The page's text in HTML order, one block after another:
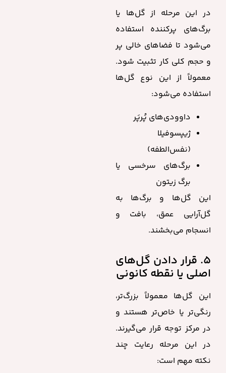
در این مرحله از گل‌ها یا
برگ‌های پرکننده استفاده
می‌شود تا فضاهای خالی پر
و حجم کلی کار تثبیت شود.
معمولاً از این نوع گل‌ها
استفاده می‌شود:
داوودی‌های پُرپَر
ژیپسوفیلا
(نفس‌الطفه)
برگ‌های سرخسی یا
برگ زیتون
این گل‌ها و برگ‌ها به
گل‌آرایی عمق، بافت و
انسجام می‌بخشند.
۵. قرار دادن گل‌های
اصلی یا نقطه کانونی
این گل‌ها معمولاً بزرگ‌تر،
رنگی‌تر یا خاص‌تر هستند و
در مرکز توجه قرار می‌گیرند.
در این مرحله رعایت چند
نکته مهم است: